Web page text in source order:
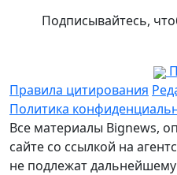
Подписывайтесь,
Правила цитирования
Политика
Все материалы Bignews,
сайте со ссылкой на
не подлежат